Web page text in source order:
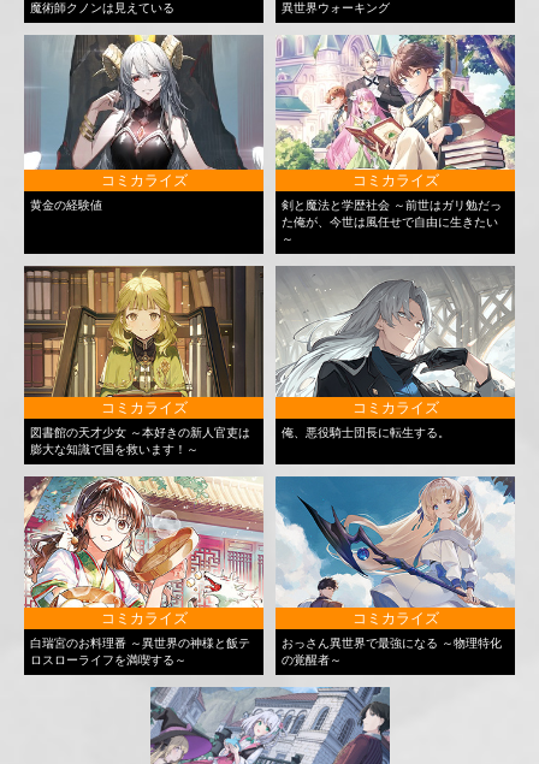
魔術師クノンは見えている 異世界ウォーキング
コミカライズ
黄金の経験値
コミカライズ
剣と魔法と学歴社会 ～前世はガリ勉だっ
た俺が、今世は風任せで自由に生きたい
～
コミカライズ
図書館の天才少女 ～本好きの新人官吏は
膨大な知識で国を救います！～
コミカライズ
俺、悪役騎士団長に転生する。
コミカライズ
白瑞宮のお料理番 ～異世界の神様と飯テ
ロスローライフを満喫する～
コミカライズ
おっさん異世界で最強になる ～物理特化
の覚醒者～